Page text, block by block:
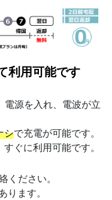
利用可能です
電源を入れ、電波が立
シで充電が可能です。
ぐに利用可能です。
ください。
ります。